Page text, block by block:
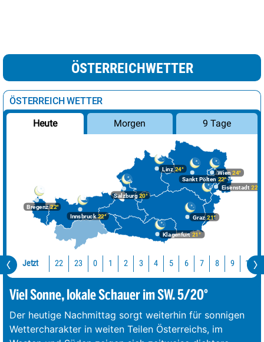
ÖSTERREICHWETTER
ÖSTERREICH WETTER
Heute Morgen 9 Tage
Bregenz22°
Graz21°
Innsbruck22°
Klagenfurt 21°
Linz24°
Salzburg20°
Wien 24°
Eisenstadt 22°
Sankt Pölten 22°
Jetzt 22 23 0 1 2 3 4 5 6 7 8 9 10
Viel Sonne, lokale Schauer im SW. 5/20°
Der heutige Nachmittag sorgt weiterhin für sonnigen
Wettercharakter in weiten Teilen Österreichs, im